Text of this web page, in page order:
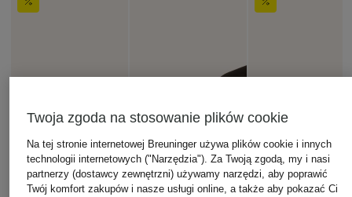
Twoja zgoda na stosowanie plików cookie
Na tej stronie internetowej Breuninger używa plików cookie i innych
technologii internetowych ("Narzędzia"). Za Twoją zgodą, my i nasi
partnerzy (dostawcy zewnętrzni) używamy narzędzi, aby poprawić
Twój komfort zakupów i nasze usługi online, a także aby pokazać Ci